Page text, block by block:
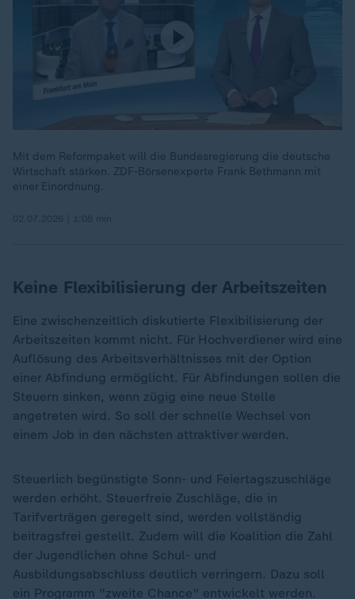
Mit dem Reformpaket will die Bundesregierung die deutsche
Wirtschaft stärken. ZDF-Börsenexperte Frank Bethmann mit
einer Einordnung.
Keine Flexibilisierung der Arbeitszeiten
Eine zwischenzeitlich diskutierte Flexibilisierung der
Arbeitszeiten kommt nicht. Für Hochverdiener wird eine
Auflösung des Arbeitsverhältnisses mit der Option
einer Abfindung ermöglicht. Für Abfindungen sollen die
Steuern sinken, wenn zügig eine neue Stelle
angetreten wird. So soll der schnelle Wechsel von
einem Job in den nächsten attraktiver werden.
Steuerlich begünstigte Sonn- und Feiertagszuschläge
werden erhöht. Steuerfreie Zuschläge, die in
Tarifverträgen geregelt sind, werden vollständig
beitragsfrei gestellt. Zudem will die Koalition die Zahl
der Jugendlichen ohne Schul- und
Ausbildungsabschluss deutlich verringern. Dazu soll
ein Programm "zweite Chance" entwickelt werden.